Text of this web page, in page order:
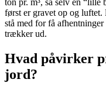
først er gravet op og
stå med for få
trækker ud.
Hvad påvirker
jord?